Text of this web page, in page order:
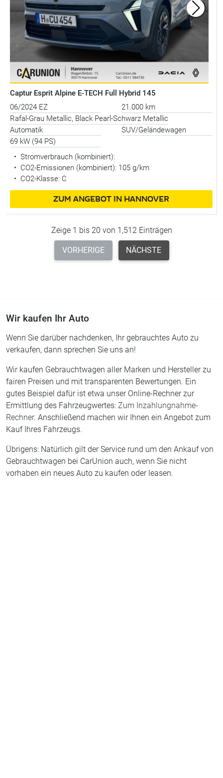
Captur Esprit Alpine E-TECH Full Hybrid 145
06/2024 EZ
21.000 km
Rafal-Grau Metallic, Black Pearl-Schwarz Metallic
Automatik
SUV/Geländewagen
69 kW (94 PS)
• Stromverbrauch (kombiniert):
• CO2-Emissionen (kombiniert): 105 g/km
• CO2-Klasse: C
ZUM ANGEBOT IN HANNOVER
Zeige 1 bis 20 von 1,512 Einträgen
VORHERIGE NÄCHSTE
Wir kaufen Ihr Auto
Wenn Sie darüber nachdenken, Ihr gebrauchtes Auto zu
verkaufen, dann sprechen Sie uns an!
Wir kaufen Gebrauchtwagen aller Marken und Hersteller zu
fairen Preisen und mit transparenten Bewertungen. Ein
gutes Beispiel dafür ist etwa unser Online-Rechner zur
Ermittlung des Fahrzeugwertes: Zum Inzahlungnahme-
Rechner. Anschließend machen wir Ihnen ein Angebot zum
Kauf Ihres Fahrzeugs.
Übrigens: Natürlich gilt der Service rund um den Ankauf von
Gebrauchtwagen bei CarUnion auch, wenn Sie nicht
vorhaben ein neues Auto zu kaufen oder leasen.